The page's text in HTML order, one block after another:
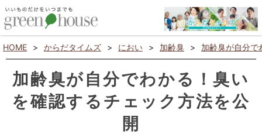
HOME > からだタイムズ > におい > 加齢臭 > 加齢臭が自分で
加齢臭が自分でわかる！臭い
を確認するチェック方法を公
開